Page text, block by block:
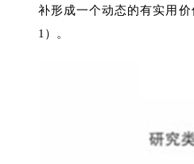
补形成一个动态的有实用
1）。